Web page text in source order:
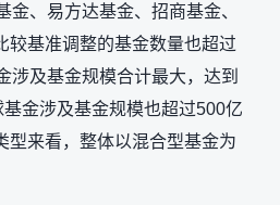
金、易方达基金、招商基金、
较基准调整的基金数量也超过
涉及基金规模合计最大，达到
金涉及基金规模也超过500亿
型来看，整体以混合型基金为